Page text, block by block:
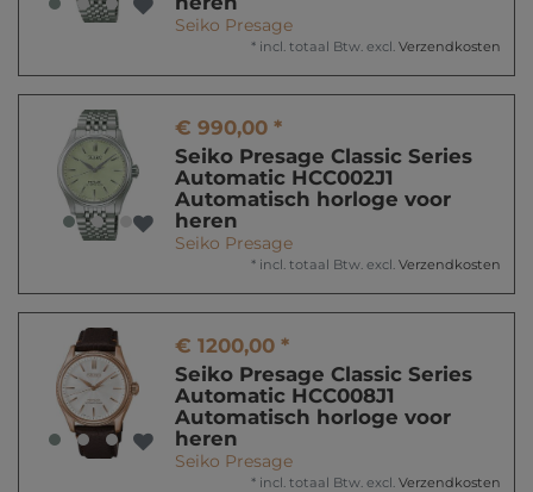
Seiko Presage
* incl. totaal Btw. excl. Verzendkosten
€ 990,00 *
Seiko Presage Classic Series
Automatic HCC002J1
Automatisch horloge voor
heren
Seiko Presage
* incl. totaal Btw. excl. Verzendkosten
€ 1200,00 *
Seiko Presage Classic Series
Automatic HCC008J1
Automatisch horloge voor
heren
Seiko Presage
* incl. totaal Btw. excl. Verzendkosten